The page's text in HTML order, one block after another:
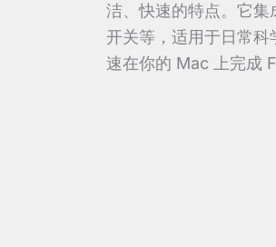
洁、快速的特点。它
开关等，适用于日常
速在你的 Mac 上完成